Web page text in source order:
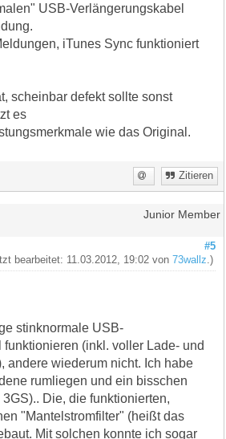
USB-Verlängerungskabel
iTunes Sync funktioniert
scheinbar defekt sollte sonst
es
wie das Original.
Zitieren
Junior Member
#5
bearbeitet: 11.03.2012, 19:02 von73wallz .)
stinknormale USB-
(inkl. voller Lade- und
andere wiederum nicht. Ich habe
rumliegen und ein bisschen
Die, die funktionierten,
"Mantelstromfilter" (heißt das
Mit solchen konnte ich sogar